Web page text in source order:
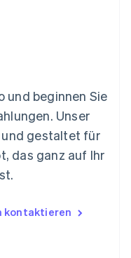
und beginnen Sie
Unser
und gestaltet für
das ganz auf Ihr
kontaktieren